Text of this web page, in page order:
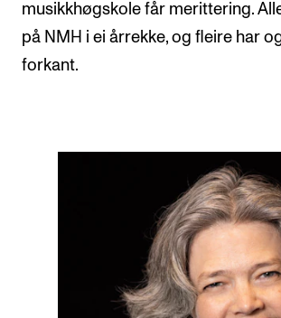
musikkhøgskole får merittering.
på NMH i ei årrekke, og fleire har
forkant.